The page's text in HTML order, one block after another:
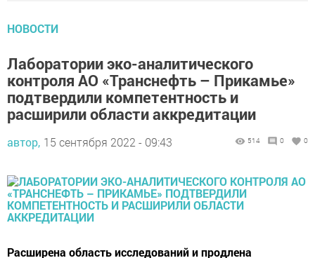
контроля АО «Транснефть – Прикамье»
подтвердили компетентность и
расширили области аккредитации
автор, 15 сентября 2022 - 09:43 514
аккредитация лабораторий экоаналитического